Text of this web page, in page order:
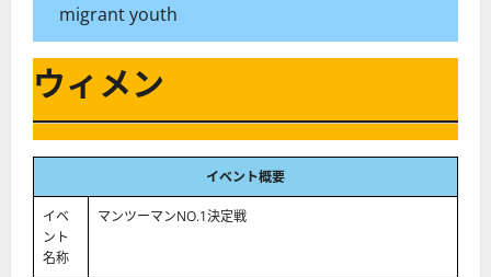
migrant youth
ウィメン
イベント概要
イベ
ント
名称
マンツーマンNO.1決定戦